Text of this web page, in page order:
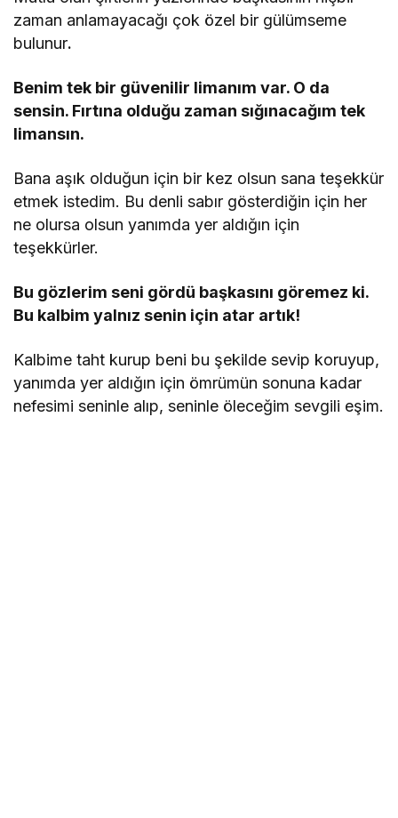
zaman anlamayacağı çok özel bir gülümseme
bulunur.
Benim tek bir güvenilir limanım var. O da
sensin. Fırtına olduğu zaman sığınacağım tek
limansın.
Bana aşık olduğun için bir kez olsun sana teşekkür
etmek istedim. Bu denli sabır gösterdiğin için her
ne olursa olsun yanımda yer aldığın için
teşekkürler.
Bu gözlerim seni gördü başkasını göremez ki.
Bu kalbim yalnız senin için atar artık!
Kalbime taht kurup beni bu şekilde sevip koruyup,
yanımda yer aldığın için ömrümün sonuna kadar
nefesimi seninle alıp, seninle öleceğim sevgili eşim.